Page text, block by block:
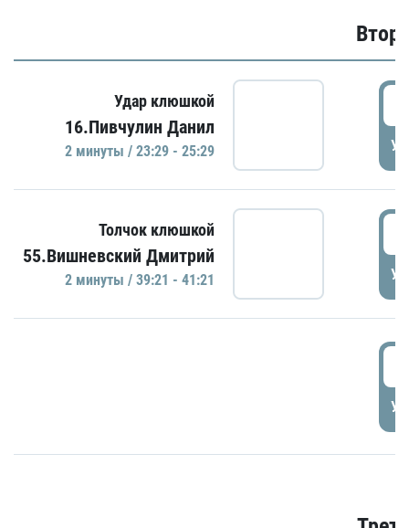
Удар клюшкой
16.Пивчулин Данил
2 минуты / 23:29 - 25:29
Толчок клюшкой
55.Вишневский Дмитрий
2 минуты / 39:21 - 41:21